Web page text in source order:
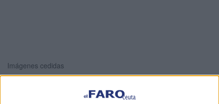
Imágenes cedidas